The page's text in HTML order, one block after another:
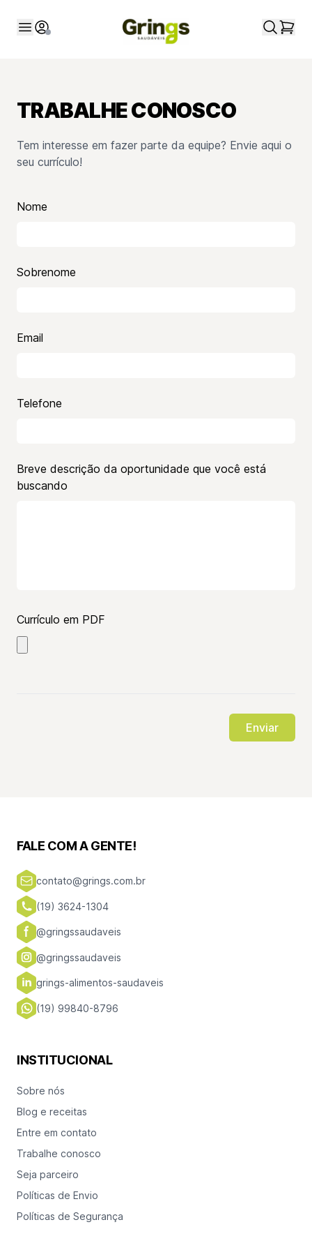
TRABALHE CONOSCO
Tem interesse em fazer parte da equipe? Envie aqui o
seu currículo!
Nome
Sobrenome
Email
Telefone
Breve descrição da oportunidade que você está
buscando
Currículo em PDF
FALE COM A GENTE!
contato@grings.com.br
(19) 3624-1304
@gringssaudaveis
@gringssaudaveis
grings-alimentos-saudaveis
(19) 99840-8796
INSTITUCIONAL
Sobre nós
Blog e receitas
Entre em contato
Trabalhe conosco
Seja parceiro
Políticas de Envio
Políticas de Segurança